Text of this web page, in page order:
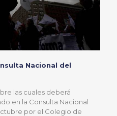
Nacional del
las cuales deberá
en la Consulta Nacional
por el Colegio de